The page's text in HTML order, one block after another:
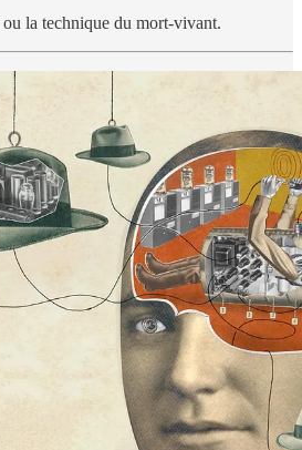
ou la technique du mort-vivant.